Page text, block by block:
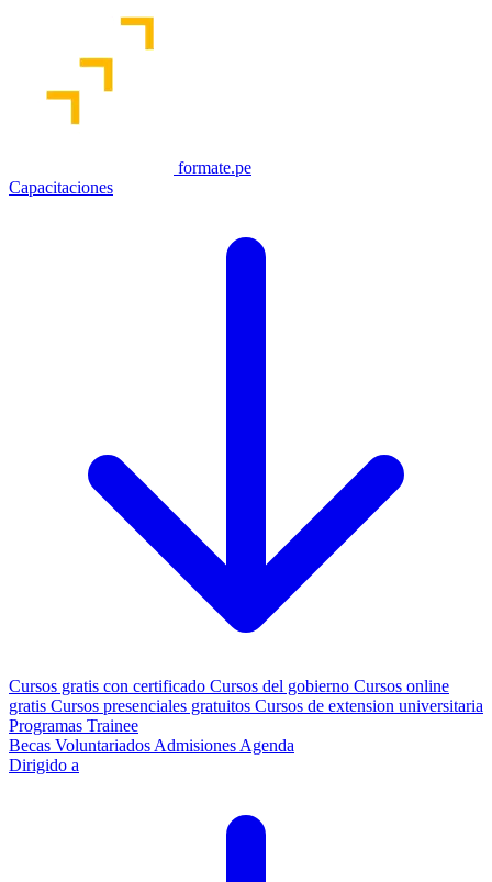
formate.pe
Capacitaciones
Cursos gratis con certificado Cursos del gobierno Cursos online
gratis Cursos presenciales gratuitos Cursos de extension universitaria
Programas Trainee
Becas Voluntariados Admisiones Agenda
Dirigido a